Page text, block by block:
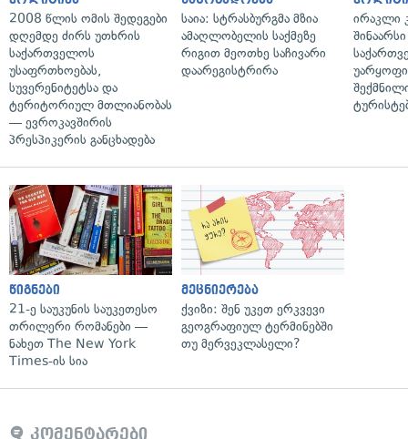
2008 წლის ომის შედეგები
დღემდე ძირს უთხრის
საქართველოს
უსაფრთხოებას,
სუვერენიტეტსა და
ტერიტორიულ მთლიანობას
— ევროკავშირის
პრესპიკერის განცხადება
საია: სტრასბურგმა მზია
ამაღლობელის საქმეზე
რიგით მეოთხე საჩივარი
დაარეგისტრირა
ირაკლი
წიგნები
21-ე საუკუნის საუკეთესო
თრილერი რომანები —
ნახეთ The New York
Times-ის სია
მეცნიერება
ქვიზი: შენ უკეთ ერკვევი
გეოგრაფიულ ტერმინებში
თუ მერვეკლასელი?
კომენტარები